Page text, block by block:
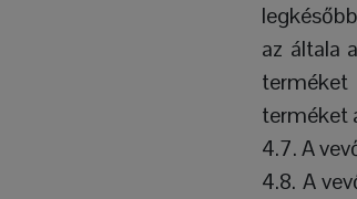
az általa
terméket
4.7. A
4.8. A